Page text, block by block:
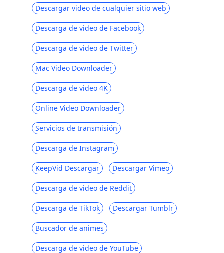
Descargar video de cualquier sitio web
Descarga de video de Facebook
Descarga de video de Twitter
Mac Video Downloader
Descarga de video 4K
Online Video Downloader
Servicios de transmisión
Descarga de Instagram
KeepVid Descargar Descargar Vimeo
Descarga de video de Reddit
Descarga de TikTok Descargar Tumblr
Buscador de animes
Descarga de video de YouTube